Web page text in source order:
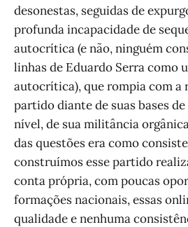
desonestas, seguidas de
profunda incapacidade de
autocrítica (e não, ninguém
linhas de Eduardo Serra como
autocrítica), que rompia com a
partido diante de suas bases
nível, de sua militância
das questões era como
construímos esse partido
conta própria, com poucas
formações nacionais, essas
qualidade e nenhuma